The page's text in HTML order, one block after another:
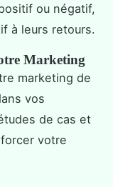
ou négatif,
à leurs retours.
Marketing
marketing de
vos
de cas et
votre